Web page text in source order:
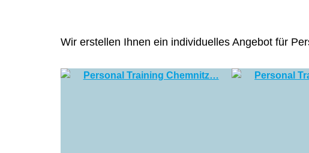
Wir erstellen Ihnen ein individuelles Angebot für